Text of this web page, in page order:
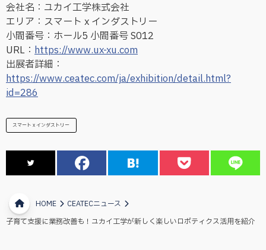
会社名：ユカイ工学株式会社
エリア：スマート x インダストリー
小間番号：ホール5 小間番号 S012
URL： https://www.ux-xu.com
出展者詳細：
https://www.ceatec.com/ja/exhibition/detail.html?
id=286
スマート x インダストリー
HOME
CEATECニュース
子育て支援に業務改善も！ユカイ工学が新しく楽しいロボティクス活用を紹介